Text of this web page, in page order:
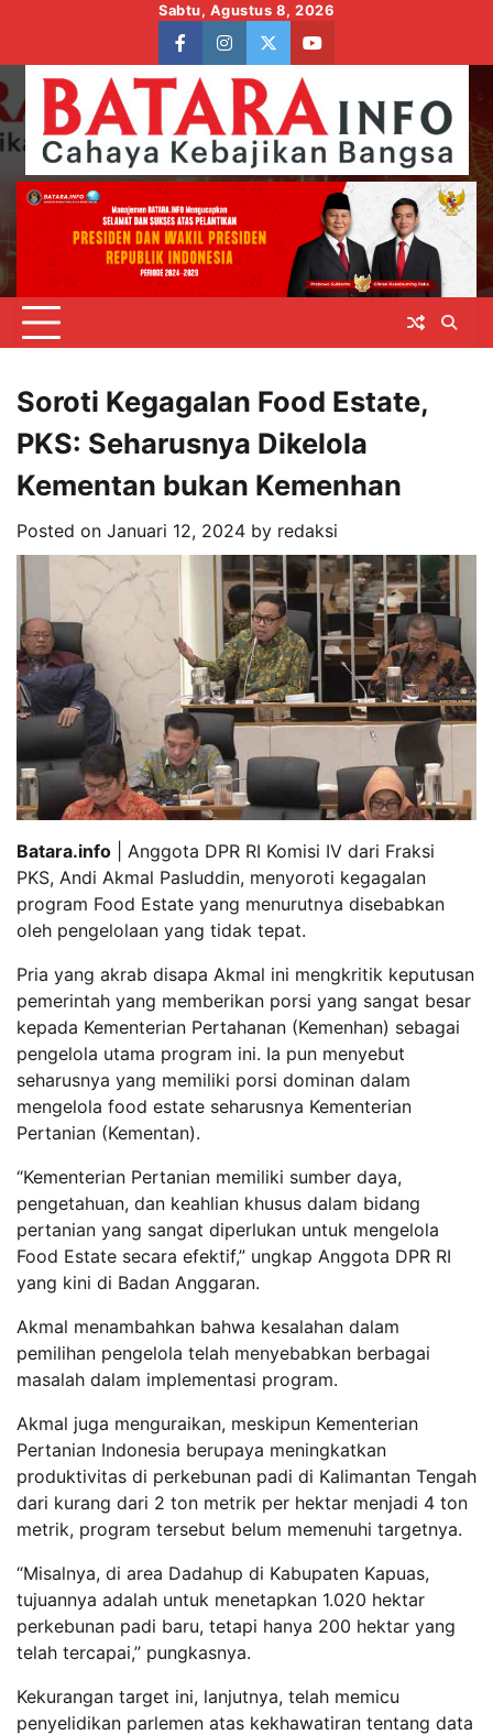
content
Sabtu, Agustus 8, 2026
facebookinstagram
twitteryoutube
Soroti Kegagalan Food Estate,
PKS: Seharusnya Dikelola
Kementan bukan Kemenhan
Posted on Januari 12, 2024 by redaksi
Batara.info | Anggota DPR RI Komisi IV dari Fraksi
PKS, Andi Akmal Pasluddin, menyoroti kegagalan
program Food Estate yang menurutnya disebabkan
oleh pengelolaan yang tidak tepat.
Pria yang akrab disapa Akmal ini mengkritik keputusan
pemerintah yang memberikan porsi yang sangat besar
kepada Kementerian Pertahanan (Kemenhan) sebagai
pengelola utama program ini. Ia pun menyebut
seharusnya yang memiliki porsi dominan dalam
mengelola food estate seharusnya Kementerian
Pertanian (Kementan).
“Kementerian Pertanian memiliki sumber daya,
pengetahuan, dan keahlian khusus dalam bidang
pertanian yang sangat diperlukan untuk mengelola
Food Estate secara efektif,” ungkap Anggota DPR RI
yang kini di Badan Anggaran.
Akmal menambahkan bahwa kesalahan dalam
pemilihan pengelola telah menyebabkan berbagai
masalah dalam implementasi program.
Akmal juga menguraikan, meskipun Kementerian
Pertanian Indonesia berupaya meningkatkan
produktivitas di perkebunan padi di Kalimantan Tengah
dari kurang dari 2 ton metrik per hektar menjadi 4 ton
metrik, program tersebut belum memenuhi targetnya.
“Misalnya, di area Dadahup di Kabupaten Kapuas,
tujuannya adalah untuk menetapkan 1.020 hektar
perkebunan padi baru, tetapi hanya 200 hektar yang
telah tercapai,” pungkasnya.
Kekurangan target ini, lanjutnya, telah memicu
penyelidikan parlemen atas kekhawatiran tentang data